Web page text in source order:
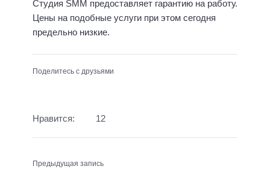
Студия SMM предоставляет гарантию на работу.
Цены на подобные услуги при этом сегодня
предельно низкие.
Поделитесь с друзьями
Нравится: 12
Предыдущая запись